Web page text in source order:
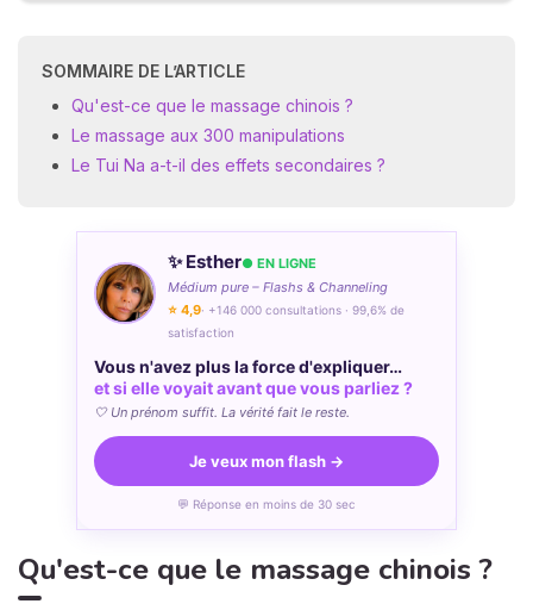
SOMMAIRE DE L’ARTICLE
Qu'est-ce que le massage chinois ?
Le massage aux 300 manipulations
Le Tui Na a-t-il des effets secondaires ?
✨ Esther● EN LIGNE
Médium pure – Flashs & Channeling
⭐ 4,9· +146 000 consultations · 99,6% de
satisfaction
Vous n'avez plus la force d'expliquer…
et si elle voyait avant que vous parliez ?
🤍 Un prénom suffit. La vérité fait le reste.
Je veux mon flash →
💬 Réponse en moins de 30 sec
Qu'est-ce que le massage chinois ?